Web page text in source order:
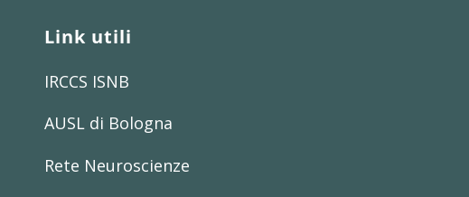
Link utili
IRCCS ISNB
AUSL di Bologna
Rete Neuroscienze